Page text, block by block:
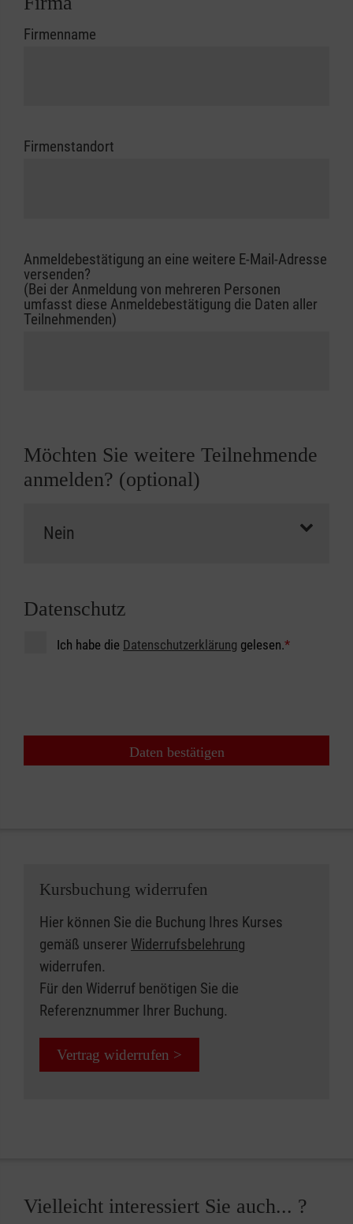
Firmenname
Firmenstandort
Anmeldebestätigung an eine weitere E-Mail-Adresse
versenden?
(Bei der Anmeldung von mehreren Personen
umfasst diese Anmeldebestätigung die Daten aller
Teilnehmenden)
Möchten Sie weitere Teilnehmende
anmelden? (optional)
Datenschutz
Ich habe die Datenschutzerklärung gelesen.*
Daten bestätigen
Kursbuchung widerrufen
Hier können Sie die Buchung Ihres Kurses
gemäß unserer Widerrufsbelehrung
widerrufen.
Für den Widerruf benötigen Sie die
Referenznummer Ihrer Buchung.
Vertrag widerrufen >
Vielleicht interessiert Sie auch... ?